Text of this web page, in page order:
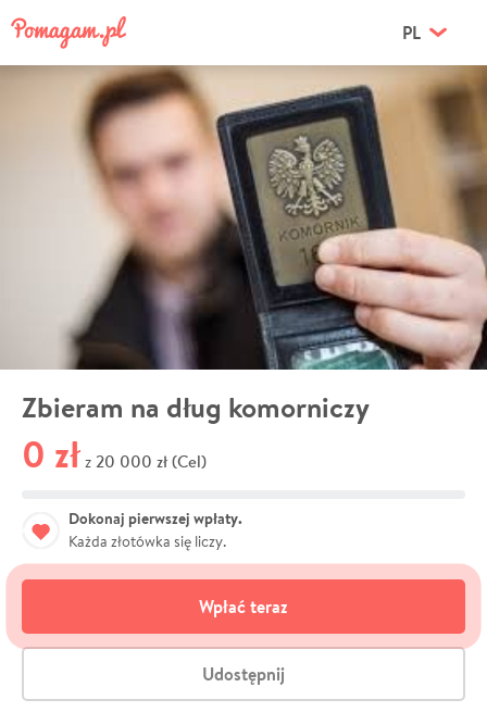
PL
Zbieram na dług komorniczy
0 zł z 20 000 zł (Cel)
Dokonaj pierwszej wpłaty.
Każda złotówka się liczy.
Wpłać teraz
Udostępnij